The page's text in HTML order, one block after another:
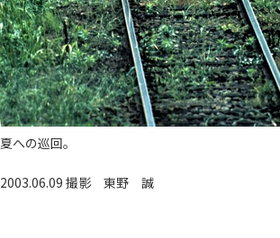
夏への巡回。
2003.06.09 撮影 東野 誠